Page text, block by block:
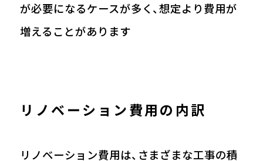
が必要になるケースが多く、想定より費用が
増えることがあります
リノベーション費用の内訳
リノベーション費用は、さまざまな工事の積